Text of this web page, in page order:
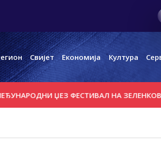
Свијет Економија Култура
ЏЕЗ ФЕСТИВАЛ НА ЗЕЛЕНКОВЦУ